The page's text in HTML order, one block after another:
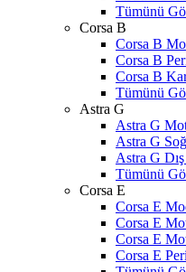
Tümünü
Corsa B
Corsa B
Corsa B
Corsa B
Tümünü
Astra G
Astra G
Astra G
Astra G
Tümünü
Corsa E
Corsa E
Corsa E
Corsa E
Corsa E